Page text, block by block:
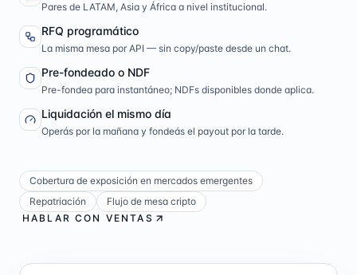
Pares de LATAM, Asia y África a nivel institucional.
RFQ programático
La misma mesa por API — sin copy/paste desde un chat.
Pre-fondeado o NDF
Pre-fondea para instantáneo; NDFs disponibles donde aplica.
Liquidación el mismo día
Operás por la mañana y fondeás el payout por la tarde.
Cobertura de exposición en mercados emergentes
Repatriación
Flujo de mesa cripto
HABLAR CON VENTAS